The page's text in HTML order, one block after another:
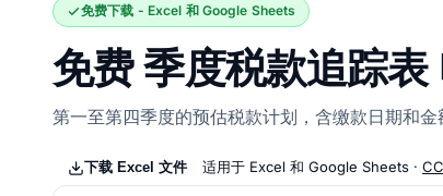
免费下载 - Excel 和 Google Sheets
免费 季度税款追踪表
第一至第四季度的预估税款计划，含缴款日期和金
下载 Excel 文件 适用于 Excel 和 Google Sheets ·